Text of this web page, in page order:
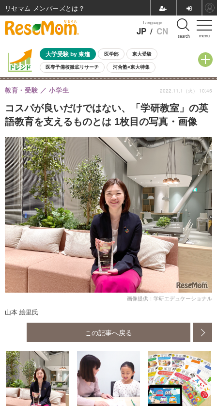
menu
Language
JP / CN search
大学受験 by 東進 医学部 東大受験
医専予備校徹底リサーチ 河合塾×東大特集
親子で考える大学選び 高校受験 中学受験 小学校受験
共通テスト 夏休み
8月開催イベント・WS 全国公立高校 過去問 人気記事
自由研究教材（小学生向け） 自由研究教材（中学生向け） ランキング
コスパが良いだけではない、「学研教室」の英
語教育を支えるものとは 1枚目の写真・画像
教育・受験 小学生 2022.11.1（火） 10:45
画像提供：学研エデュケーショナル
山本 絵里氏
この記事へ戻る
リセマム メンバーズ